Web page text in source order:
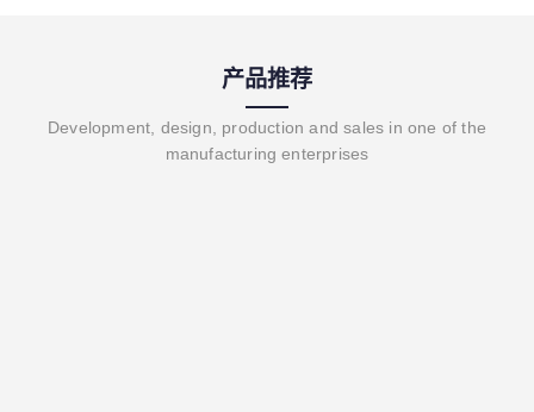
产品推荐
Development, design, production and sales in one of the
manufacturing enterprises